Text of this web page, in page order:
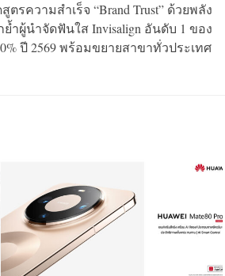
ตรความสำเร็จ “Brand Trust” ด้วยพลัง
ำผู้นำจัดฟันใส Invisalign อันดับ 1 ของ
ปี 2569 พร้อมขยายสาขาทั่วประเทศ